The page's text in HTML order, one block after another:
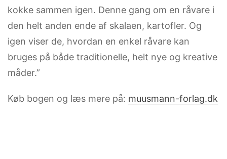
kokke sammen igen. Denne gang om en råvare i
den helt anden ende af skalaen, kartofler. Og
igen viser de, hvordan en enkel råvare kan
bruges på både traditionelle, helt nye og kreative
måder.”
Køb bogen og læs mere på: muusmann-forlag.dk